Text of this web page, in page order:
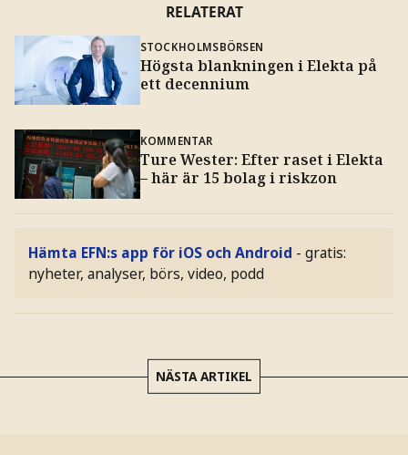
RELATERAT
STOCKHOLMSBÖRSEN
Högsta blankningen i Elekta på
ett decennium
KOMMENTAR
Ture Wester: Efter raset i Elekta
– här är 15 bolag i riskzon
Hämta EFN:s app för iOS och Android - gratis:
nyheter, analyser, börs, video, podd
NÄSTA ARTIKEL